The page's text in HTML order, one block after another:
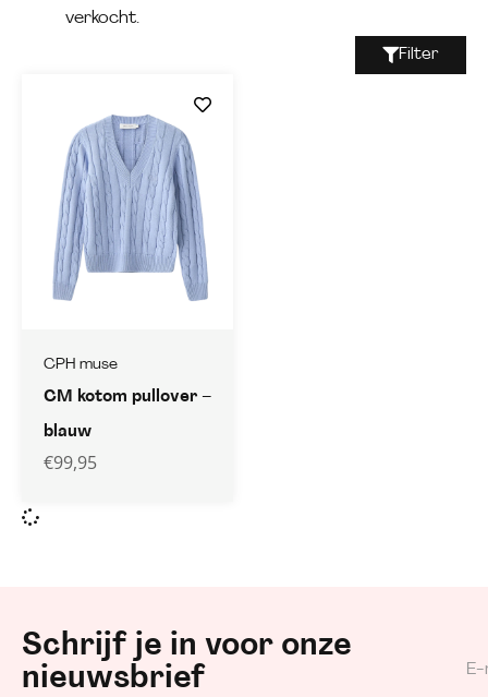
verkocht.
Filter
CPH muse
CM kotom pullover –
blauw
€99,95
Schrijf je in voor onze
nieuwsbrief